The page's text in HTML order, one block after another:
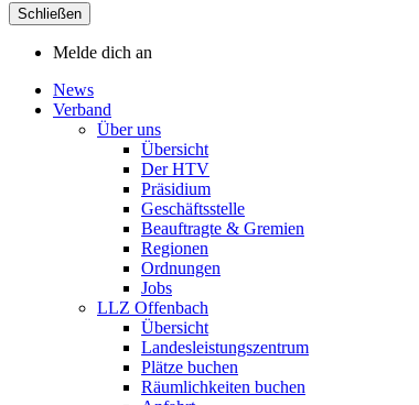
Schließen
Melde dich an
News
Verband
Über uns
Übersicht
Der HTV
Präsidium
Geschäftsstelle
Beauftragte & Gremien
Regionen
Ordnungen
Jobs
LLZ Offenbach
Übersicht
Landesleistungszentrum
Plätze buchen
Räumlichkeiten buchen